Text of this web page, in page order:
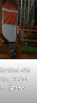
de
Rota
(Foto: